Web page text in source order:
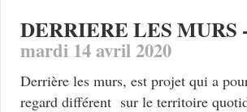
DERRIERE LES MURS
mardi 14 avril 2020
Derrière les murs, est projet qui a
regard différent sur le territoire